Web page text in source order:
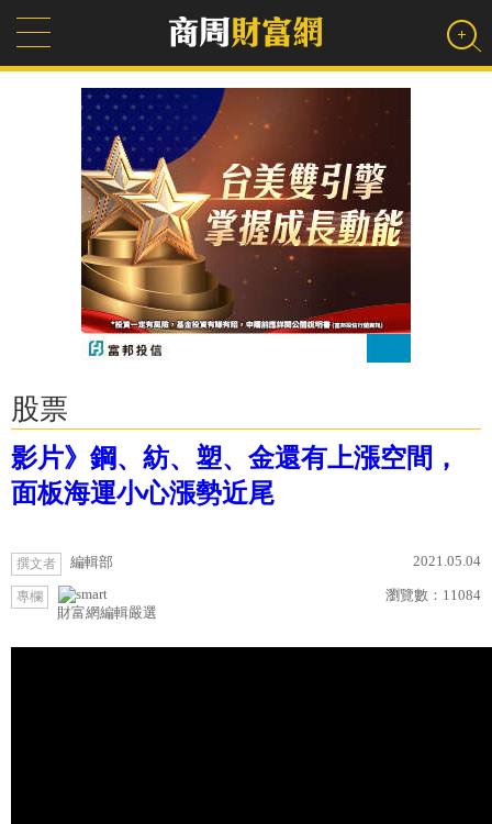
股票
影片》鋼、紡、塑、金還有上漲空間，
面板海運小心漲勢近尾
撰文者 編輯部 2021.05.04
專欄
財富網編輯嚴選
瀏覽數： 11084